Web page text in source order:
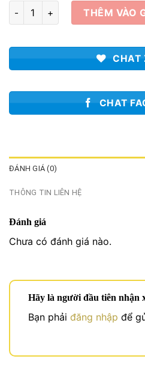
Yêu mình em 4 số lượngTHÊM VÀO
CHAT
CHAT
ĐÁNH GIÁ (0)
THÔNG TIN LIÊN HỆ
Đánh giá
Chưa có đánh giá nào.
Hãy là người đầu tiên nhận
Bạn phải đăng nhập để